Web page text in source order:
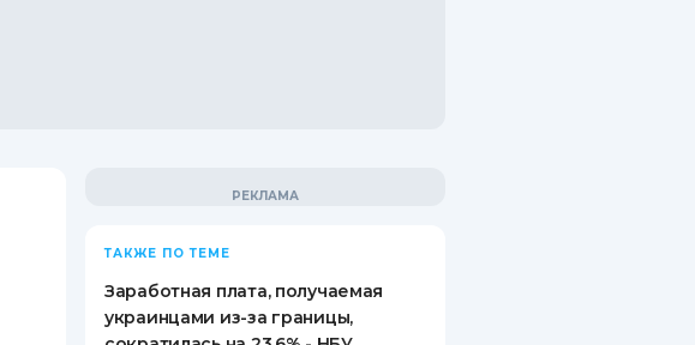
ТАКЖЕ ПО ТЕМЕ
Заработная плата, получаемая
украинцами из-за границы,